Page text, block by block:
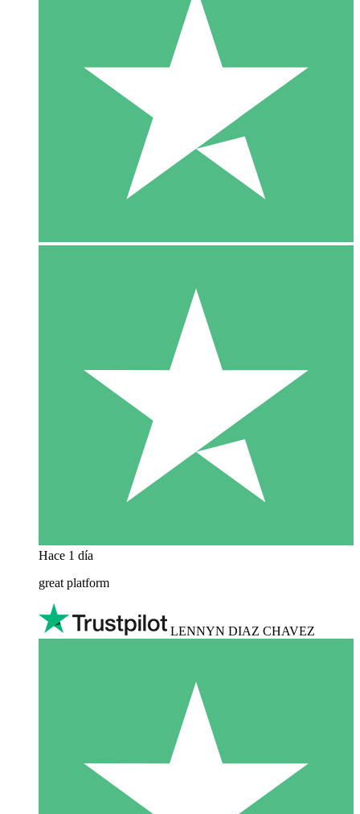
Hace 1 día
great platform
LENNYN DIAZ CHAVEZ